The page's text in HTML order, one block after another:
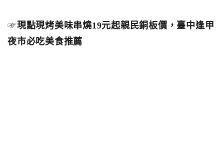
☞現點現烤美味串燒19元起親民銅板價，臺中逢甲
夜市必吃美食推薦